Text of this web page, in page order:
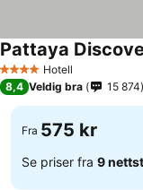
4 StjernerHotell
Pattaya
8,4 Veldig bra 15 874
Fra 575 kr
Se priser fra 9